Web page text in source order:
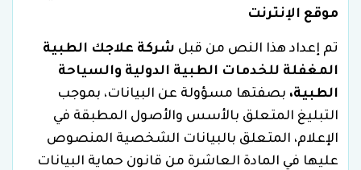
موقع الإنترنت
تم إعداد هذا النص من قبل شركة علاجك الطبية
المغفلة للخدمات الطبية الدولية والسياحة
الطبية، بصفتها مسؤولة عن البيانات، بموجب
التبليغ المتعلق بالأسس والأصول المطبقة في
الإعلام، المتعلق بالبيانات الشخصية المنصوص
عليها في المادة العاشرة من قانون حماية البيانات